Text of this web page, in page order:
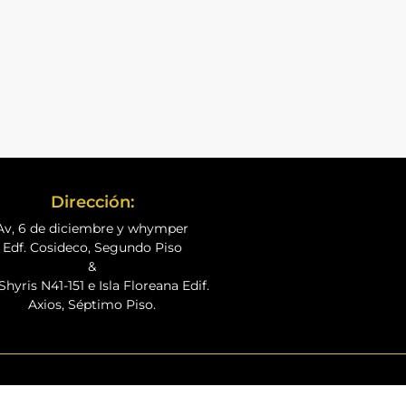
Dirección:
6 de diciembre y whymper
Edf. Cosideco, Segundo Piso
&
N41-151 e Isla Floreana Edif.
Axios, Séptimo Piso.